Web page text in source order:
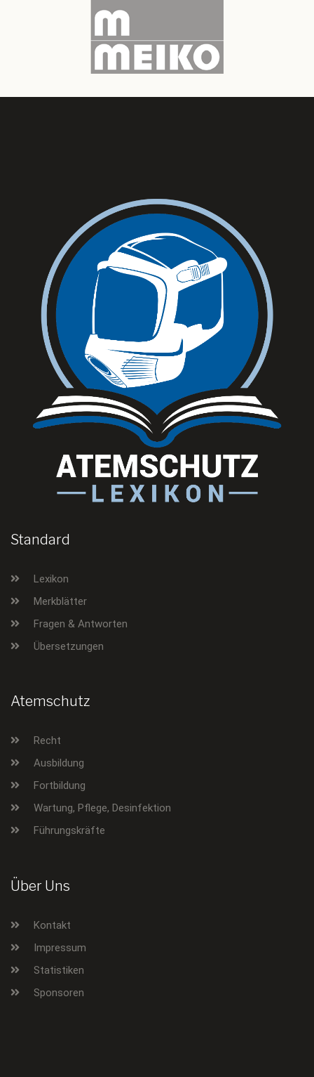
Standard
Lexikon
Merkblätter
Fragen & Antworten
Übersetzungen
Atemschutz
Recht
Ausbildung
Fortbildung
Wartung, Pflege, Desinfektion
Führungskräfte
Über Uns
Kontakt
Impressum
Statistiken
Sponsoren